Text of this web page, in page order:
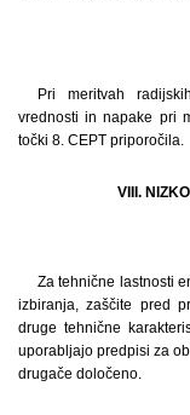
Pri meritvah
vrednosti in napake pri
točki 8. CEPT priporočila.
VIII.
Za tehnične lastnosti
izbiranja, zaščite pred
druge tehnične
uporabljajo predpisi za
drugače določeno.